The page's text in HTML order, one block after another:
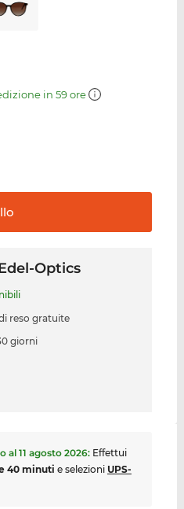
in 59 ore
Optics
reso gratuite
giorni
al 11 agosto 2026: Effettui
40 minuti e selezioni UPS-